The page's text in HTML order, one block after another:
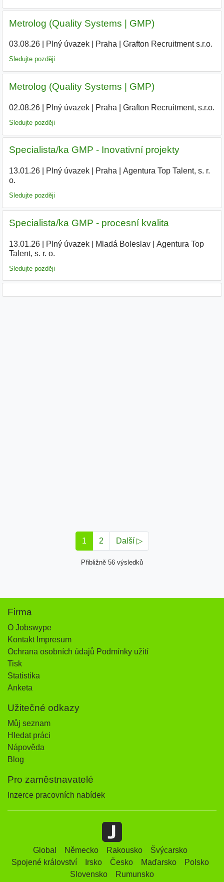
Metrolog (Quality Systems | GMP)
03.08.26| Plný úvazek| Praha Grafton Recruitment s.r.o.
Sledujte později
Metrolog (Quality Systems | GMP)
02.08.26| Plný úvazek| Praha Grafton Recruitment, s.r.o.
Sledujte později
Specialista/ka GMP - Inovativní projekty
13.01.26| Plný úvazek| Praha
Agentura Top Talent, s. r.
o.
Sledujte později
Specialista/ka GMP - procesní kvalita
13.01.26| Plný úvazek| Mladá Boleslav|
Agentura Top
Talent, s. r. o.
Sledujte později
1 2 Další ▷
Přibližně 56 výsledků
Firma
O Jobswype
Kontakt Impresum
Ochrana osobních údajů Podmínky užití
Tisk
Statistika
Anketa
Užitečné odkazy
Můj seznam
Hledat práci
Nápověda
Blog
Pro zaměstnavatelé
Inzerce pracovních nabídek
Global Německo Rakousko
Švýcarsko
Spojené království
Irsko Česko Maďarsko
Polsko
Slovensko
Rumunsko